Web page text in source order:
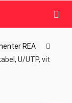
REA
U/UTP, vit